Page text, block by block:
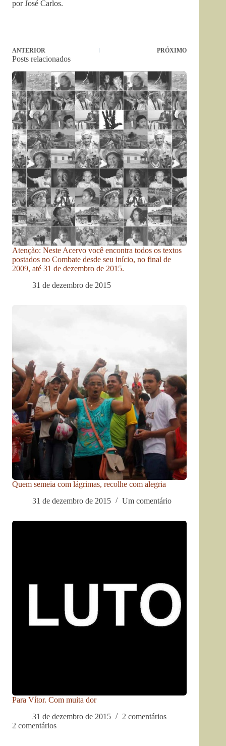
por José Carlos.
ANTERIOR PRÓXIMO
Posts relacionados
Atenção: Neste Acervo você encontra todos os textos
postados no Combate desde seu início, no final de
2009, até 31 de dezembro de 2015.
31 de dezembro de 2015
Quem semeia com lágrimas, recolhe com alegria
31 de dezembro de 2015
Um comentário
Para Vítor. Com muita dor
31 de dezembro de 2015
2 comentários
2 comentários